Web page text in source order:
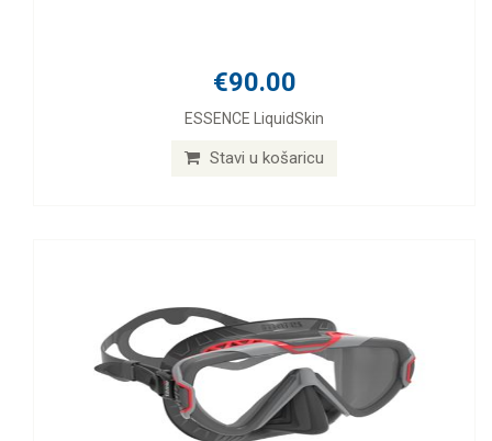
€90.00
ESSENCE LiquidSkin
Stavi u košaricu